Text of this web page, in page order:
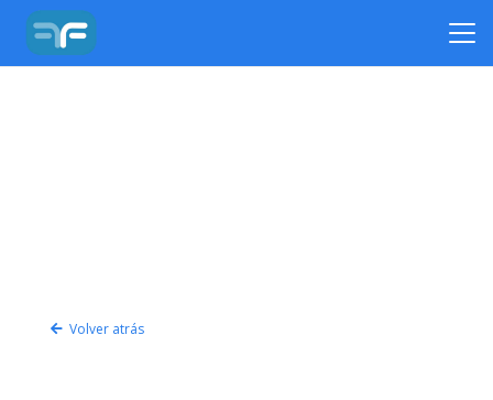
Volver atrás